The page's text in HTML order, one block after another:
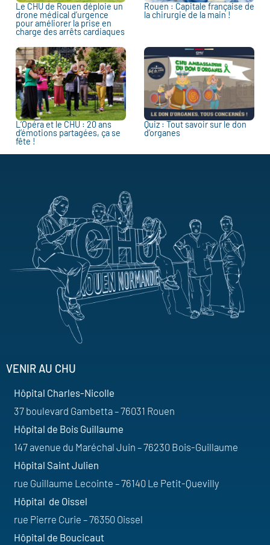
Le CHU de Rouen déploie un
drone médical d’urgence
pour améliorer la prise en
charge des arrêts cardiaques
Rouen : Capitale française de
la chirurgie de la main !
L’Opéra et le CHU : 20 ans
d’émotions partagées, ça se
fête !
Quiz : Tout savoir sur le don
d’organes
VENIR AU CHU
Hôpital Charles-Nicolle
37 boulevard Gambetta – 76031 Rouen
Hôpital de Bois Guillaume
147 avenue du Maréchal Juin – 76230 Bois-Guillaume
Hôpital Saint Julien
rue Guillaume Lecointe – 76140 Le Petit-Quevilly
Hôpital de Oissel
rue Pierre Curie – 76350 Oissel
Hôpital de Boucicaut